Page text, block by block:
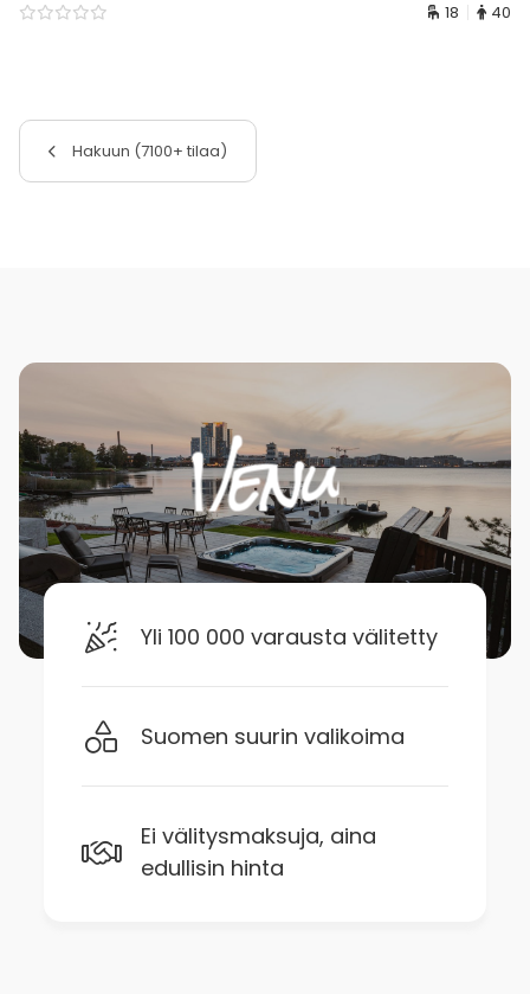
18 40
Hakuun (7100+ tilaa)
Yli 100 000 varausta välitetty
Suomen suurin valikoima
Ei välitysmaksuja, aina
edullisin hinta